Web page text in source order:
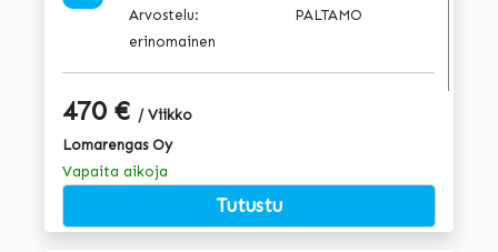
Arvostelu:
erinomainen
PALTAMO
470 € / Viikko
Lomarengas Oy
Vapaita aikoja
Tutustu